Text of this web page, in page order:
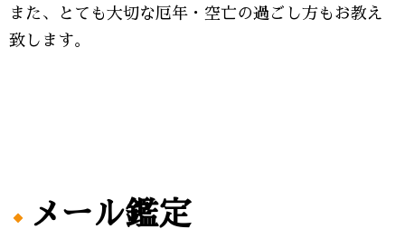
また、とても大切な厄年・空亡の過ごし方もお教え
致します。
メール鑑定